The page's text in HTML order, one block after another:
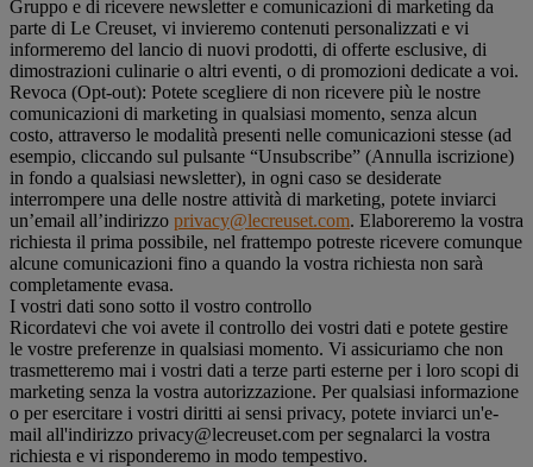
Gruppo e di ricevere newsletter e comunicazioni di marketing da
parte di Le Creuset, vi invieremo contenuti personalizzati e vi
informeremo del lancio di nuovi prodotti, di offerte esclusive, di
dimostrazioni culinarie o altri eventi, o di promozioni dedicate a voi.
Revoca (Opt-out): Potete scegliere di non ricevere più le nostre
comunicazioni di marketing in qualsiasi momento, senza alcun
costo, attraverso le modalità presenti nelle comunicazioni stesse (ad
esempio, cliccando sul pulsante “Unsubscribe” (Annulla iscrizione)
in fondo a qualsiasi newsletter), in ogni caso se desiderate
interrompere una delle nostre attività di marketing, potete inviarci
un’email all’indirizzo privacy@lecreuset.com. Elaboreremo la vostra
richiesta il prima possibile, nel frattempo potreste ricevere comunque
alcune comunicazioni fino a quando la vostra richiesta non sarà
completamente evasa.
I vostri dati sono sotto il vostro controllo
Ricordatevi che voi avete il controllo dei vostri dati e potete gestire
le vostre preferenze in qualsiasi momento. Vi assicuriamo che non
trasmetteremo mai i vostri dati a terze parti esterne per i loro scopi di
marketing senza la vostra autorizzazione. Per qualsiasi informazione
o per esercitare i vostri diritti ai sensi privacy, potete inviarci un'e-
mail all'indirizzo privacy@lecreuset.com per segnalarci la vostra
richiesta e vi risponderemo in modo tempestivo.